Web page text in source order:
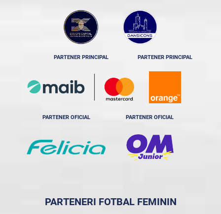
PARTENER PRINCIPAL PARTENER PRINCIPAL
PARTENER OFICIAL PARTENER OFICIAL
PARTENERI FOTBAL FEMININ